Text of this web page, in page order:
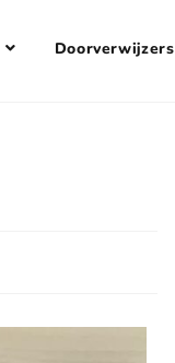
Doorverwijzers